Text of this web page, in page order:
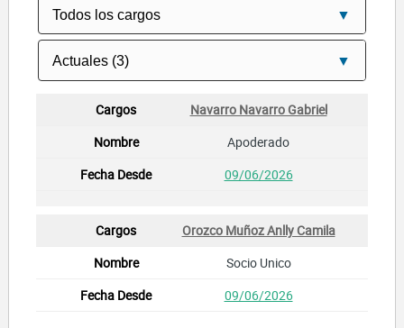
Navarro Navarro Gabriel
Apoderado
09/06/2026
Orozco Muñoz Anlly Camila
Socio Unico
09/06/2026